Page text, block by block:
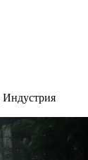
Индустрия